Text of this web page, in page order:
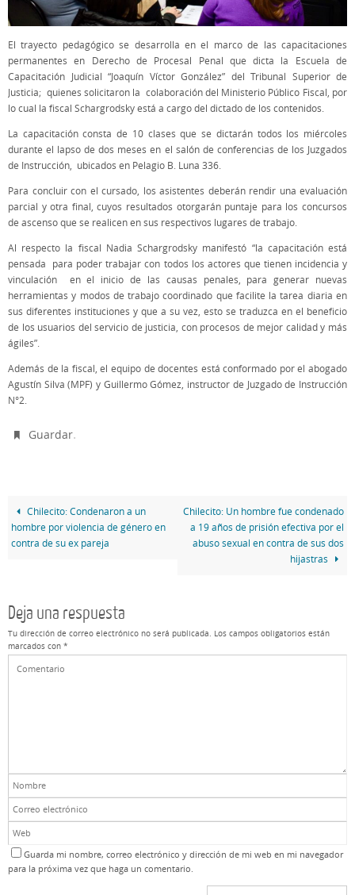
El trayecto pedagógico se desarrolla en el marco de las capacitaciones
permanentes en Derecho de Procesal Penal que dicta la Escuela de
Capacitación Judicial “Joaquín Víctor González” del Tribunal Superior de
Justicia; quienes solicitaron la colaboración del Ministerio Público Fiscal, por
lo cual la fiscal Schargrodsky está a cargo del dictado de los contenidos.
La capacitación consta de 10 clases que se dictarán todos los miércoles
durante el lapso de dos meses en el salón de conferencias de los Juzgados
de Instrucción, ubicados en Pelagio B. Luna 336.
Para concluir con el cursado, los asistentes deberán rendir una evaluación
parcial y otra final, cuyos resultados otorgarán puntaje para los concursos
de ascenso que se realicen en sus respectivos lugares de trabajo.
Al respecto la fiscal Nadia Schargrodsky manifestó “la capacitación está
pensada para poder trabajar con todos los actores que tienen incidencia y
vinculación en el inicio de las causas penales, para generar nuevas
herramientas y modos de trabajo coordinado que facilite la tarea diaria en
sus diferentes instituciones y que a su vez, esto se traduzca en el beneficio
de los usuarios del servicio de justicia, con procesos de mejor calidad y más
ágiles”.
Además de la fiscal, el equipo de docentes está conformado por el abogado
Agustín Silva (MPF) y Guillermo Gómez, instructor de Juzgado de Instrucción
N°2.
Guardar.
Chilecito: Condenaron a un
hombre por violencia de género en
contra de su ex pareja
Chilecito: Un hombre fue condenado
a 19 años de prisión efectiva por el
abuso sexual en contra de sus dos
hijastras
Deja una respuesta
Tu dirección de correo electrónico no será publicada. Los campos obligatorios están
marcados con *
Guarda mi nombre, correo electrónico y dirección de mi web en mi navegador
para la próxima vez que haga un comentario.